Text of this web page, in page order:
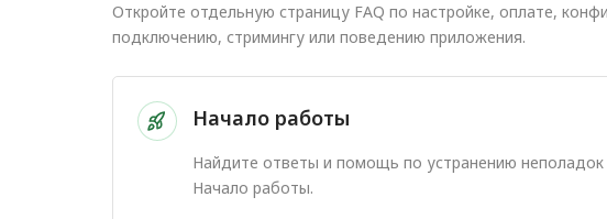
Откройте отдельную страницу FAQ по настройке, оплате,
подключению, стримингу или поведению приложения.
Начало работы
Найдите ответы и помощь по устранению неполадок
Начало работы.